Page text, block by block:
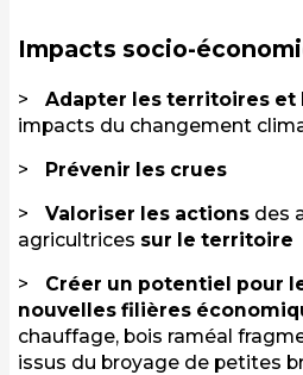
Impacts socio-
Adapter les territoires et
impacts du changement
Prévenir les crues
Valoriser les actions des
agricultrices sur le territoire
Créer un potentiel pour
nouvelles filières
chauffage, bois raméal
issus du broyage de petites